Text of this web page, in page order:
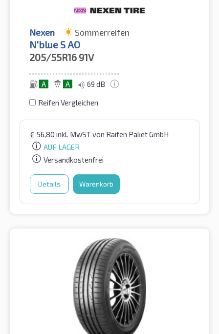
Nexen Sommerreifen
N'blue S AO
205/55R16 91V
A A 69 dB
Reifen Vergleichen
€ 56,80 inkl. MwSTvon Raifen Paket GmbH
AUF LAGER
Versandkostenfrei
Details Warenkorb